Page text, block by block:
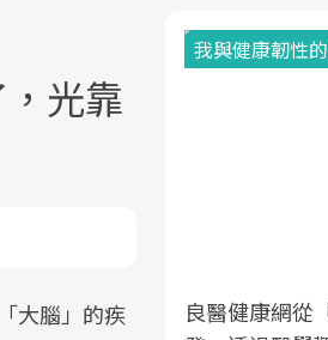
光靠
大腦」的疾
灣正在快速
驗「一站式
我與健康韌性
良醫健康網從